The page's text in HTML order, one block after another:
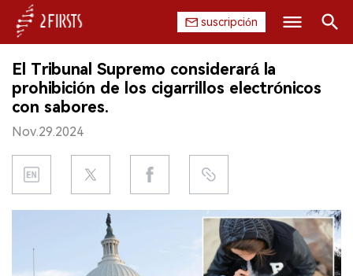
suscripción
INICIO
EMPRESA
PRODUCTO
REGULACIÓN
DATOS
El Tribunal Supremo considerará la
prohibición de los cigarrillos electrónicos
con sabores.
Nov.29.2024